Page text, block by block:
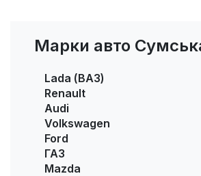
Марки авто
Lada (ВАЗ)
Renault
Audi
Volkswagen
Ford
ГАЗ
Mazda